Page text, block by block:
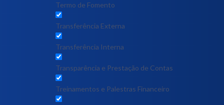
Termo de Fomento
Transferência Externa
Transferência Interna
Transparência e Prestação de Contas
Treinamentos e Palestras Financeiro